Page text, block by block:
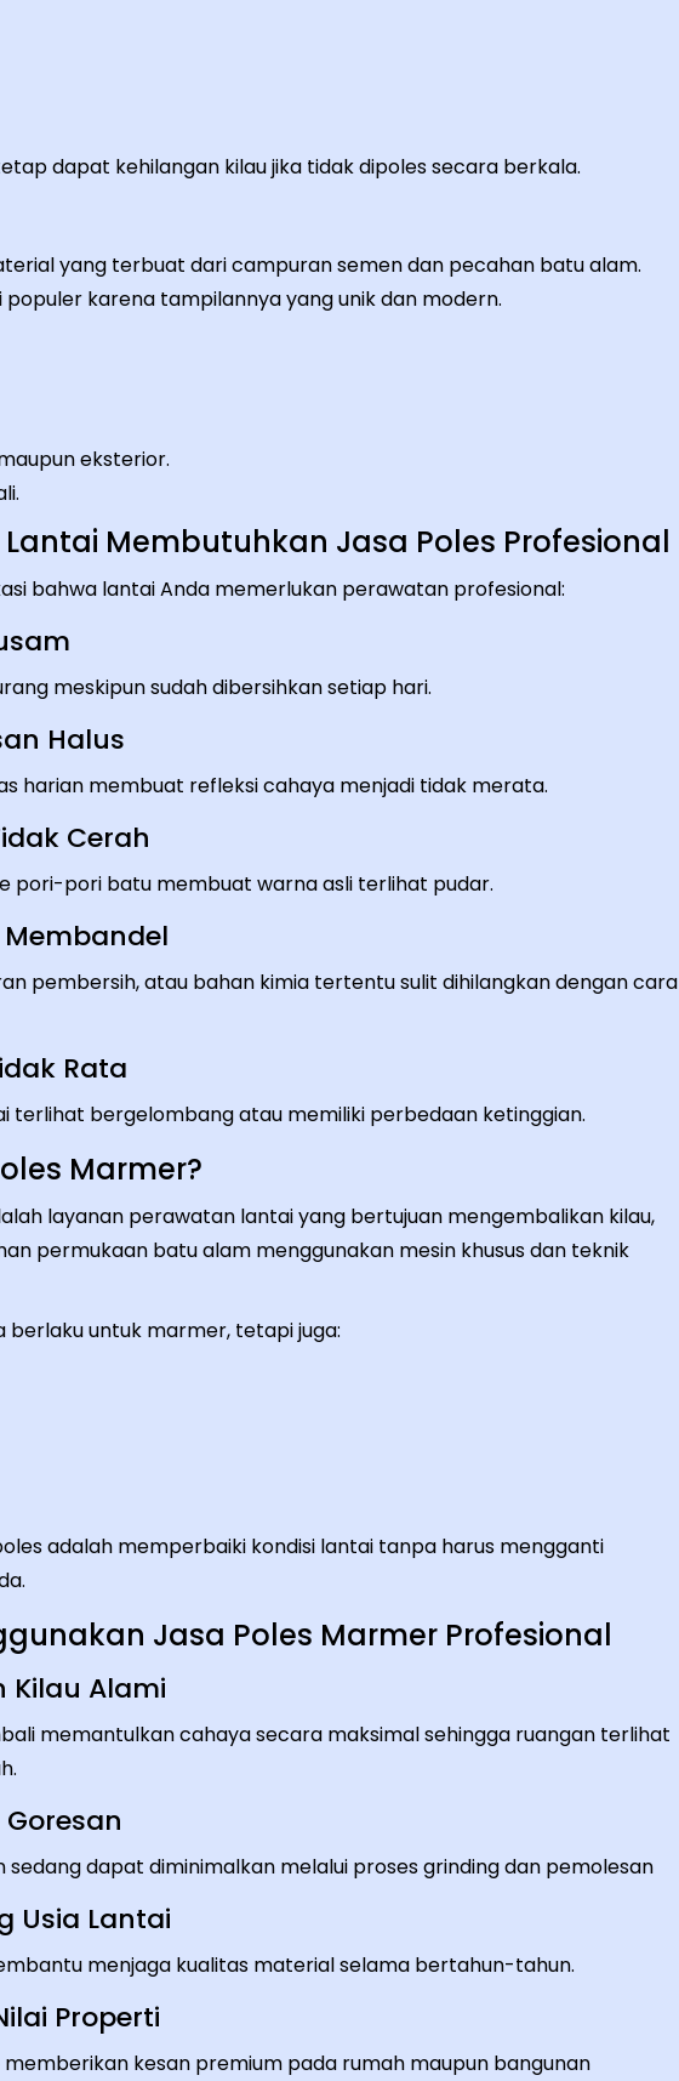
dapat kehilangan kilau jika tidak dipoles secara berkala.
yang terbuat dari campuran semen dan pecahan batu alam.
karena tampilannya yang unik dan modern.
eksterior.
Membutuhkan Jasa Poles Profesional
bahwa lantai Anda memerlukan perawatan profesional:
meskipun sudah dibersihkan setiap hari.
Halus
harian membuat refleksi cahaya menjadi tidak merata.
Cerah
pori-pori batu membuat warna asli terlihat pudar.
pembersih, atau bahan kimia tertentu sulit dihilangkan dengan cara
Rata
terlihat bergelombang atau memiliki perbedaan ketinggian.
Marmer?
layanan perawatan lantai yang bertujuan mengembalikan kilau,
permukaan batu alam menggunakan mesin khusus dan teknik
berlaku untuk marmer, tetapi juga:
adalah memperbaiki kondisi lantai tanpa harus mengganti
Jasa Poles Marmer Profesional
Kilau Alami
memantulkan cahaya secara maksimal sehingga ruangan terlihat
sedang dapat diminimalkan melalui proses grinding dan pemolesan
Usia Lantai
menjaga kualitas material selama bertahun-tahun.
Properti
kesan premium pada rumah maupun bangunan